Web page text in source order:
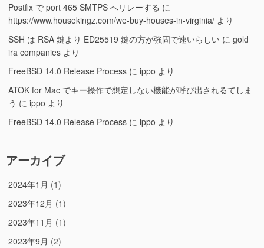
Postfix で port 465 SMTPS へリレーする に
https://www.housekingz.com/we-buy-houses-in-virginia/ より
SSH は RSA 鍵より ED25519 鍵の方が強固で速いらしい に gold
ira companies より
FreeBSD 14.0 Release Process に ippo より
ATOK for Mac でキー操作で想定しない機能が呼び出されるてしま
う に ippo より
FreeBSD 14.0 Release Process に ippo より
アーカイブ
2024年1月 (1)
2023年12月 (1)
2023年11月 (1)
2023年9月 (2)